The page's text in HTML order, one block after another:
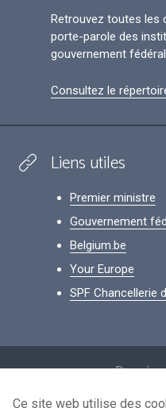
Retrouvez toutes les
porte-parole des
gouvernement
Consultez le
Liens utiles
Premier ministre
Gouvernement
Belgium.be
Your Europe
SPF Chancellerie
Ce site web utilise des